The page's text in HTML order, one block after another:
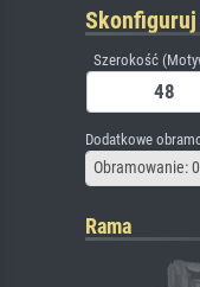
Szerokość
Dodatkowe
Obramowanie:
Rama